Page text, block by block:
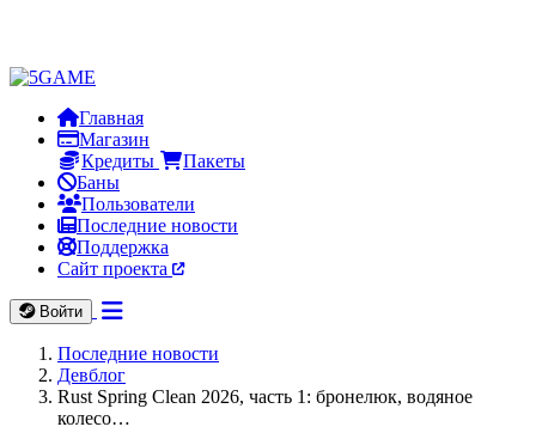
Главная
Магазин
Кредиты
Пакеты
Баны
Пользователи
Последние новости
Поддержка
Сайт проекта
Войти
Последние новости
Девблог
Rust Spring Clean 2026, часть 1: бронелюк, водяное
колесо…